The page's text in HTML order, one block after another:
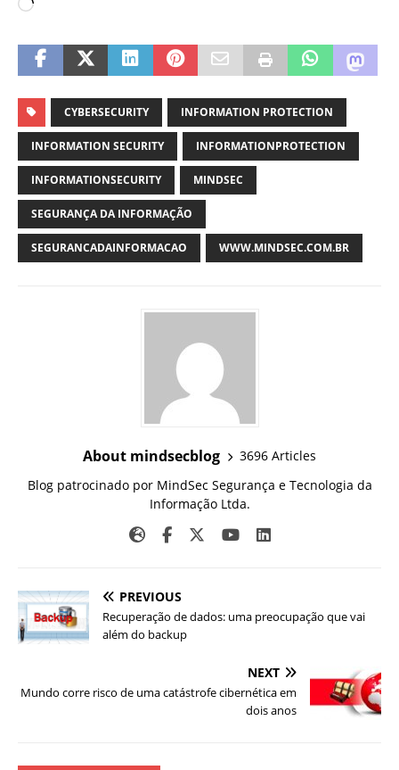
CYBERSECURITY INFORMATION PROTECTION
INFORMATION SECURITY INFORMATIONPROTECTION
INFORMATIONSECURITY MINDSEC
SEGURANÇA DA INFORMAÇÃO
SEGURANCADAINFORMACAO WWW.MINDSEC.COM.BR
About mindsecblog
3696 Articles
Blog patrocinado por MindSec Segurança e Tecnologia da
Informação Ltda.
PREVIOUS
Recuperação de dados: uma preocupação que vai
além do backup
NEXT
Mundo corre risco de uma catástrofe cibernética em
dois anos